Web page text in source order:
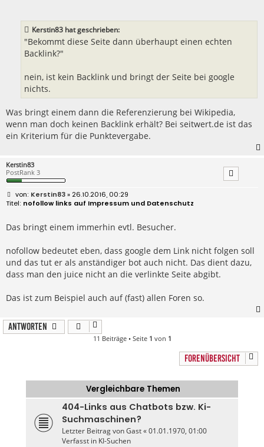
Kerstin83 hat geschrieben:
"Bekommt diese Seite dann überhaupt einen echten
Backlink?"
nein, ist kein Backlink und bringt der Seite bei google
nichts.
Was bringt einem dann die Referenzierung bei Wikipedia,
wenn man doch keinen Backlink erhält? Bei seitwert.de ist das
ein Kriterium für die Punktevergabe.
Kerstin83
PostRank 3
B
e
r
a
Kerstin83» 26.10.2016, 00:29
nofollow links auf Impressum und Datenschutz
Das bringt einem immerhin evtl. Besucher.
nofollow bedeutet eben, dass google dem Link nicht folgen soll
und das tut er als anständiger bot auch nicht. Das dient dazu,
dass man den juice nicht an die verlinkte Seite abgibt.
Das ist zum Beispiel auch auf (fast) allen Foren so.
Antworten
11 Beiträge • Seite 1 von 1
FORENÜBERSICHT
Vergleichbare Themen
404-Links aus Chatbots bzw. Ki-
Suchmaschinen?
Letzter Beitrag vonGast«01.01.1970, 01:00
Verfasst in KI-Suchen